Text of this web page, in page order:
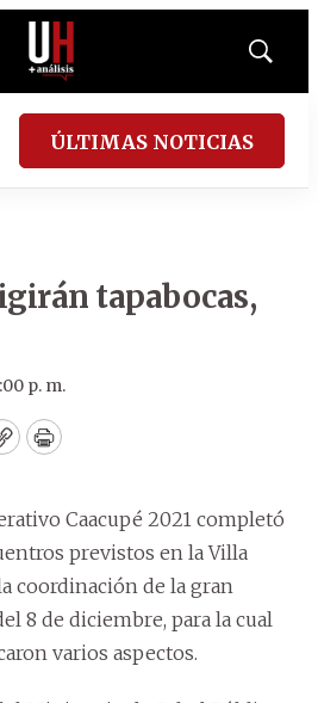
Mostrar
ÚLTIMAS NOTICIAS
tapabocas,
p. m.
CopyPrint
Caacupé 2021 completó
previstos en la Villa
coordinación de la gran
8 de diciembre, para la cual
varios aspectos.